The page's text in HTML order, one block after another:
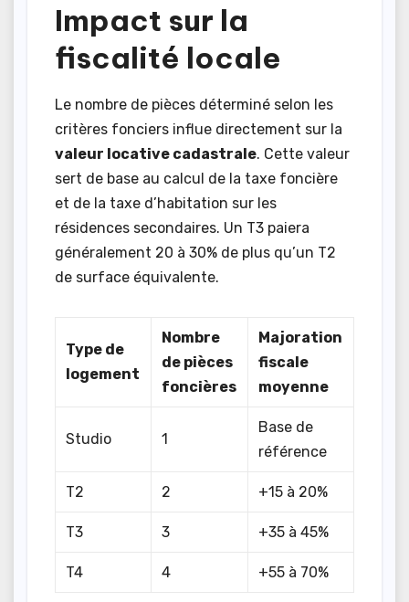
Impact sur la
fiscalité locale
Le nombre de pièces déterminé selon les
critères fonciers influe directement sur la
valeur locative cadastrale. Cette valeur
sert de base au calcul de la taxe foncière
et de la taxe d’habitation sur les
résidences secondaires. Un T3 paiera
généralement 20 à 30% de plus qu’un T2
de surface équivalente.
Type de
logement
Nombre
de pièces
foncières
Majoration
fiscale
moyenne
Studio 1
Base de
référence
T2 2 +15 à 20%
T3 3 +35 à 45%
T4 4 +55 à 70%